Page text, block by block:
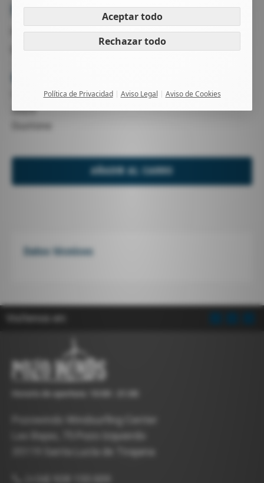
NEO 8M SLS
ref :26543
Usada solo 2 veces
2025
AÑADIR AL CARRO
Datos técnicos
Visítenos en:
Pozowinds Windsurfing Center
Las Bajas, 75 Pozo Izquierdo
35119 Santa Lucía de Tirajana
Aceptar todo
Rechazar todo
Política de Privacidad Aviso Legal Aviso de Cookies